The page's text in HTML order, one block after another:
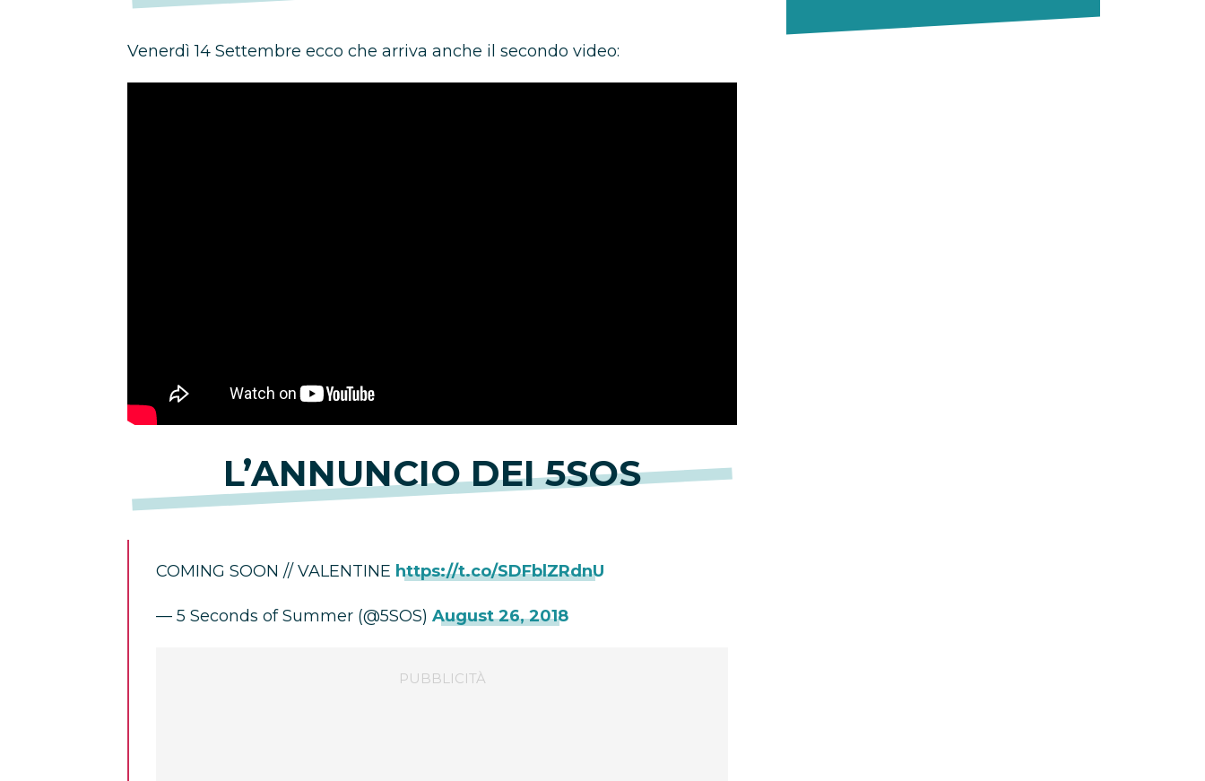
Venerdì 14 Settembre ecco che arriva anche il secondo video:
L’ANNUNCIO DEI 5SOS
COMING SOON // VALENTINE https://t.co/SDFblZRdnU
— 5 Seconds of Summer (@5SOS) August 26, 2018